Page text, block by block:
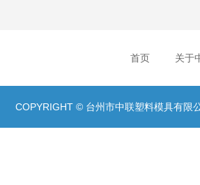
首页 关于
COPYRIGHT © 台州市中联塑料模具有限